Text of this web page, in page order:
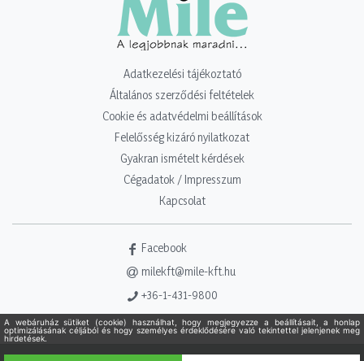
Adatkezelési tájékoztató
Általános szerződési feltételek
Cookie és adatvédelmi beállítások
Felelősség kizáró nyilatkozat
Gyakran ismételt kérdések
Cégadatok / Impresszum
Kapcsolat
Facebook
milekft@mile-kft.hu
+36-1-431-9800